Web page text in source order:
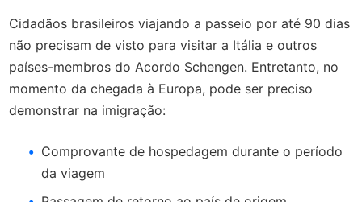
Cidadãos brasileiros viajando a passeio por até 90 dias
não precisam de visto para visitar a Itália e outros
países-membros do Acordo Schengen. Entretanto, no
momento da chegada à Europa, pode ser preciso
demonstrar na imigração:
Comprovante de hospedagem durante o período
da viagem